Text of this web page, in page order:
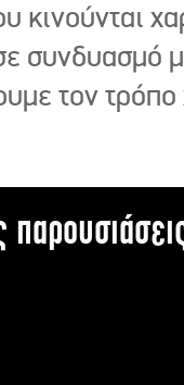
κινούνται
συνδυασμό
τον